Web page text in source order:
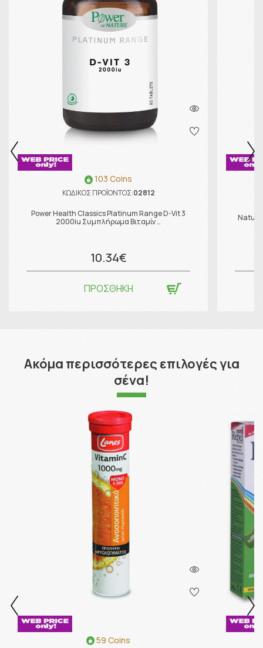
103 Coins
ΚΩΔΙΚΟΣ ΠΡΟΪΟΝΤΟΣ:02812
Power Health Classics Platinum Range D-Vit 3
2000iu Συμπλήρωμα Βιταμίν …
10.34€
ΠΡΟΣΘΗΚΗ
Ακόμα περισσότερες επιλογές για
σένα!
59 Coins